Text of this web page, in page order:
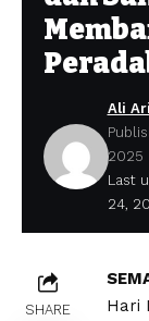
Last
24,
Ali
2025
SHARE
Hari